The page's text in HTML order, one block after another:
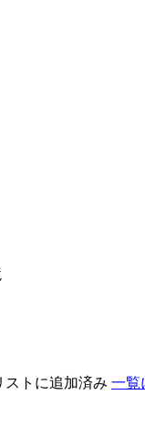
ストに追加済み 一覧